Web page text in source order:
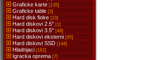
Graficke karte [135]
Graficke table [3]
Hard disk fioke [23]
Hard diskovi 2.5'' [1]
Hard diskovi 3.5'' [49]
Hard diskovi eksterni [45]
Hard diskovi SSD [144]
Hladnjaci [162]
Igracka oprema [7]